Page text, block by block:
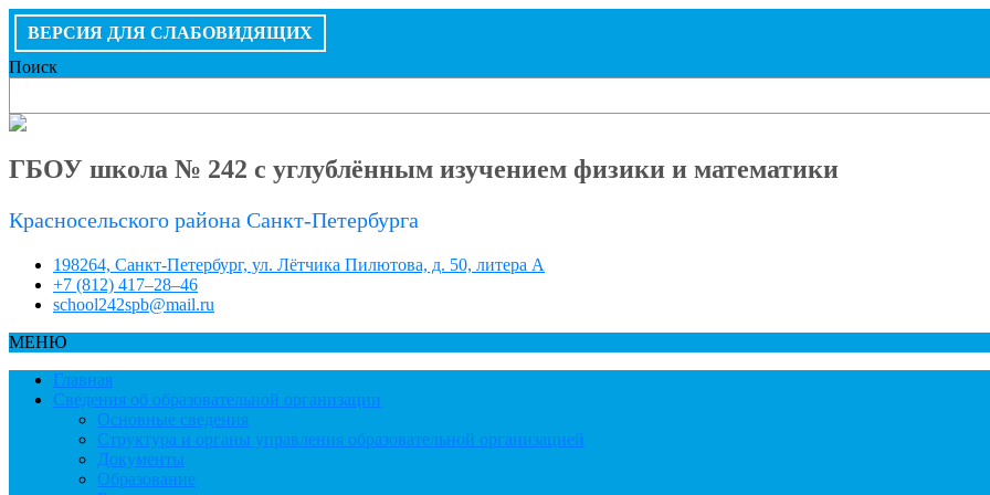
ВЕРСИЯ ДЛЯ СЛАБОВИДЯЩИХ
Поиск
ГБОУ школа № 242 с углублённым изучением физики и математики
Красносельского района Санкт-Петербурга
198264, Санкт-Петербург, ул. Лётчика Пилютова, д. 50, литера А
+7 (812) 417–28–46
school242spb@mail.ru
МЕНЮ
Главная
Сведения об образовательной организации
Основные сведения
Структура и органы управления образовательной организацией
Документы
Образование